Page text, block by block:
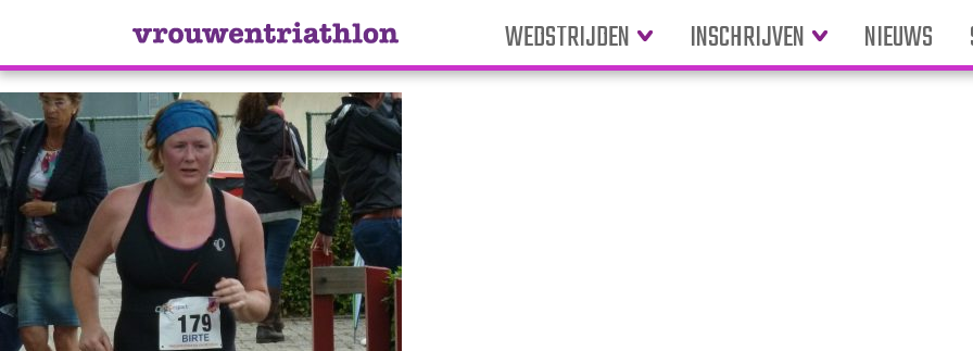
WEDSTRIJDEN INSCHRIJVEN NIEUWS
Tag Archive: moeder